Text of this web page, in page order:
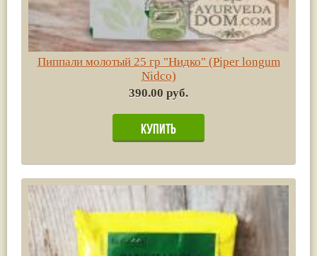
Пиппали молотый 25 гр "Нидко" (Piper longum
Nidco)
390.00 руб.